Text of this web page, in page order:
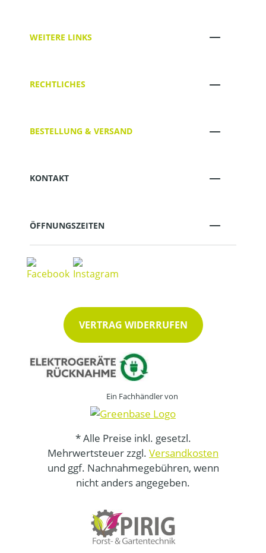
WEITERE LINKS
RECHTLICHES
BESTELLUNG & VERSAND
KONTAKT
ÖFFNUNGSZEITEN
VERTRAG WIDERRUFEN
Ein Fachhändler von
* Alle Preise inkl. gesetzl.
Mehrwertsteuer zzgl. Versandkosten
und ggf. Nachnahmegebühren, wenn
nicht anders angegeben.